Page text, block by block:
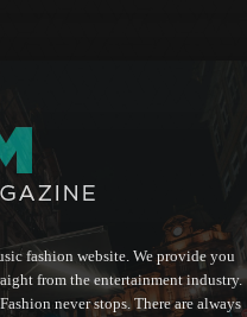
fashion website. We provide you
from the entertainment industry.
never stops. There are always